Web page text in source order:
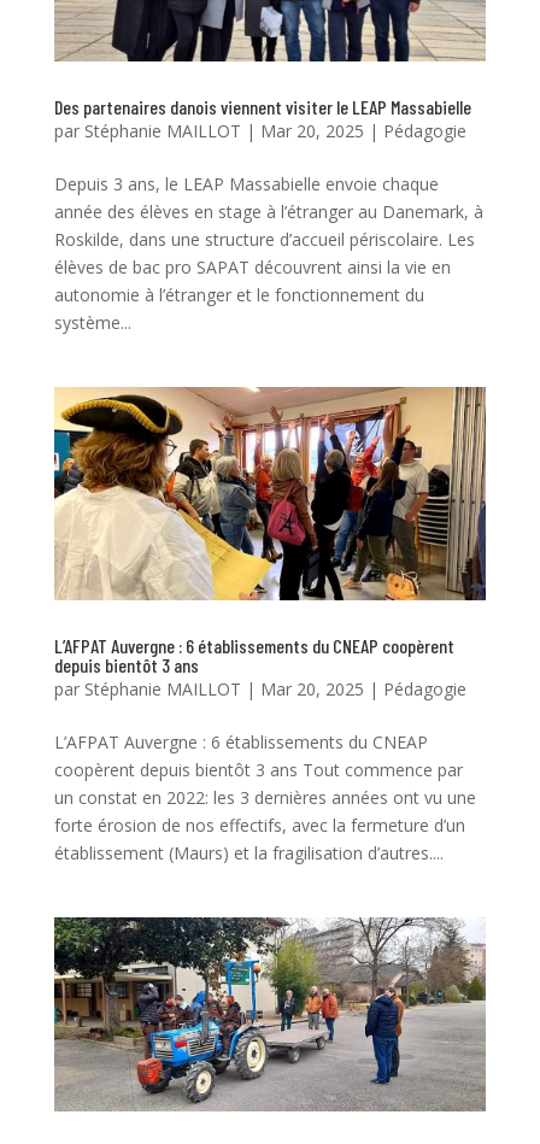
Des partenaires danois viennent visiter le LEAP Massabielle
par Stéphanie MAILLOT | Mar 20, 2025 | Pédagogie
Depuis 3 ans, le LEAP Massabielle envoie chaque
année des élèves en stage à l’étranger au Danemark, à
Roskilde, dans une structure d’accueil périscolaire. Les
élèves de bac pro SAPAT découvrent ainsi la vie en
autonomie à l’étranger et le fonctionnement du
système...
L’AFPAT Auvergne : 6 établissements du CNEAP coopèrent
depuis bientôt 3 ans
par Stéphanie MAILLOT | Mar 20, 2025 | Pédagogie
L’AFPAT Auvergne : 6 établissements du CNEAP
coopèrent depuis bientôt 3 ans Tout commence par
un constat en 2022: les 3 dernières années ont vu une
forte érosion de nos effectifs, avec la fermeture d’un
établissement (Maurs) et la fragilisation d’autres....